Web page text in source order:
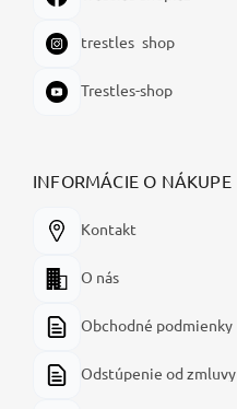
trestles_shop
Trestles-shop
INFORMÁCIE O NÁKUPE
Kontakt
O nás
Obchodné podmienky
Odstúpenie od zmluvy